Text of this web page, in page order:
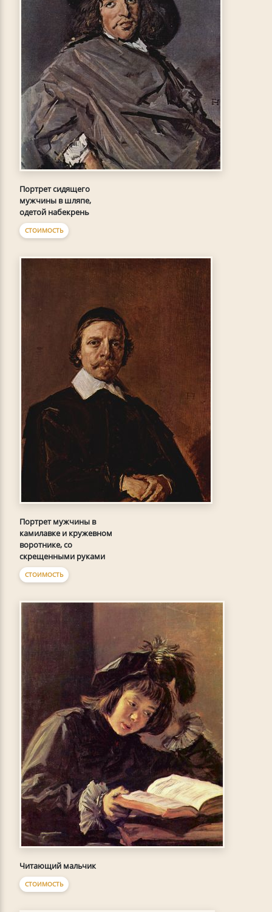
Портрет сидящего
мужчины в шляпе,
одетой набекрень
СТОИМОСТЬ
Портрет мужчины в
камилавке и кружевном
воротнике, со
скрещенными руками
СТОИМОСТЬ
Читающий мальчик
СТОИМОСТЬ